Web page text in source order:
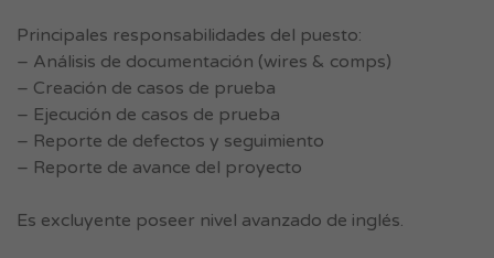
Principales responsabilidades del puesto:
– Análisis de documentación (wires & comps)
– Creación de casos de prueba
– Ejecución de casos de prueba
– Reporte de defectos y seguimiento
– Reporte de avance del proyecto
Es excluyente poseer nivel avanzado de inglés.